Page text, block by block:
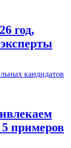
год,
примеров